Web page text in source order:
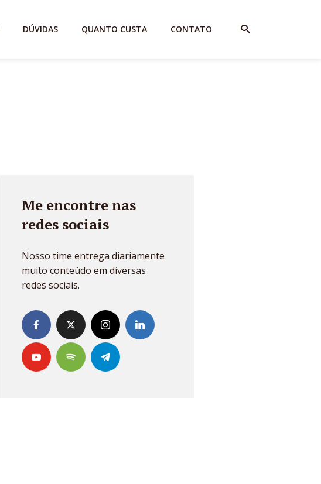
DÚVIDAS QUANTO CUSTA CONTATO
Me encontre nas
redes sociais
Nosso time entrega diariamente
muito conteúdo em diversas
redes sociais.